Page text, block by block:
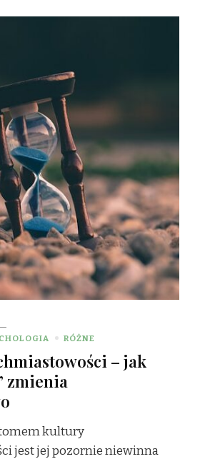
RÓŻNE
– jak
zmienia
kultury
jest jej pozornie niewinna